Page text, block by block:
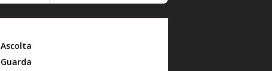
Ascolta
Guarda